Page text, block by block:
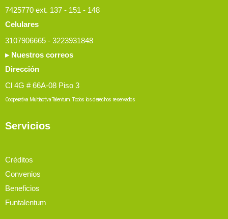
7425770 ext. 137 - 151 - 148
Celulares
3107906665 - 3223931848
▸ Nuestros correos
Dirección
Cl 4G # 66A-08 Piso 3
Cooperativa Multiactiva Talentum. Todos los derechos reservados
Servicios
Créditos
Convenios
Beneficios
Funtalentum